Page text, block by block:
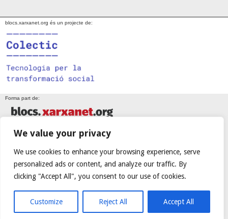
We value your privacy
We use cookies to enhance your browsing experience, serve
personalized ads or content, and analyze our traffic. By
clicking "Accept All", you consent to our use of cookies.
Customize Reject All Accept All
blocs.xarxanet.org és un projecte de:
Forma part de:
Amb el suport de: